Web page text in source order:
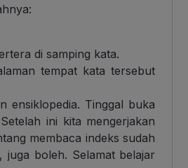
di samping kata.
tempat kata tersebut
ensiklopedia. Tinggal buka
ini kita mengerjakan
membaca indeks sudah
boleh. Selamat belajar